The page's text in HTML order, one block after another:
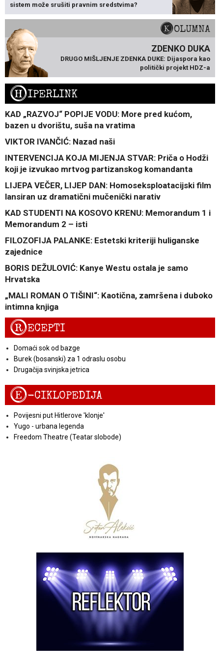
sistem može srušiti pravnim sredstvima?
KOLUMNA
ZDENKO DUKA
DRUGO MIŠLJENJE ZDENKA DUKE: Dijaspora kao
politički projekt HDZ-a
HIPERLINK
KAD „RAZVOJ“ POPIJE VODU: More pred kućom,
bazen u dvorištu, suša na vratima
VIKTOR IVANČIĆ: Nazad naši
INTERVENCIJA KOJA MIJENJA STVAR: Priča o Hodži
koji je izvukao mrtvog partizanskog komandanta
LIJEPA VEČER, LIJEP DAN: Homoseksploatacijski film
lansiran uz dramatični mučenički narativ
KAD STUDENTI NA KOSOVO KRENU: Memorandum 1 i
Memorandum 2 – isti
FILOZOFIJA PALANKE: Estetski kriteriji huliganske
zajednice
BORIS DEŽULOVIĆ: Kanye Westu ostala je samo
Hrvatska
„MALI ROMAN O TIŠINI“: Kaotična, zamršena i duboko
intimna knjiga
RECEPTI
Domaći sok od bazge
Burek (bosanski) za 1 odraslu osobu
Drugačija svinjska jetrica
E-CIKLOPEDIJA
Povijesni put Hitlerove 'klonje'
Yugo - urbana legenda
Freedom Theatre (Teatar slobode)